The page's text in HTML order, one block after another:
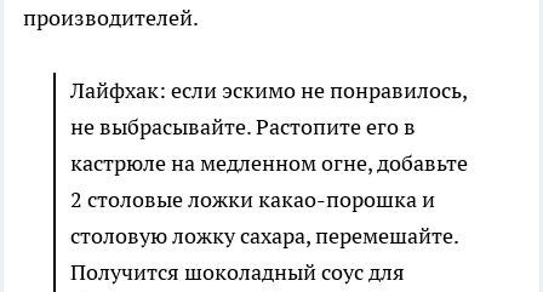
производителей.
Лайфхак: если эскимо не понравилось,
не выбрасывайте. Растопите его в
кастрюле на медленном огне, добавьте
2 столовые ложки какао-порошка и
столовую ложку сахара, перемешайте.
Получится шоколадный соус для